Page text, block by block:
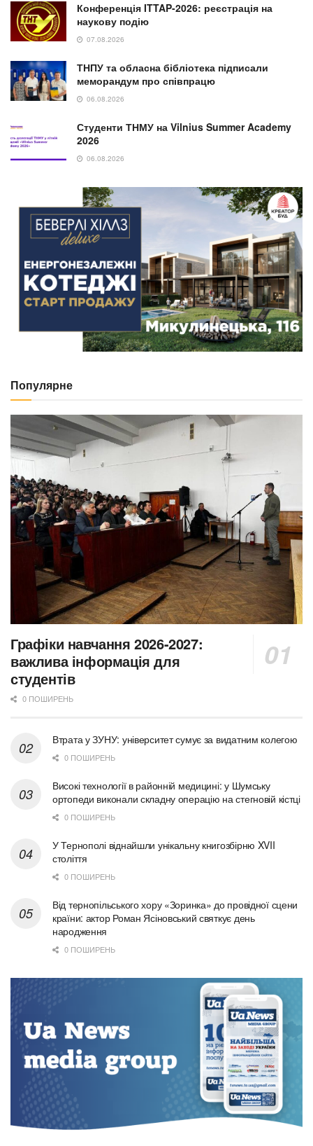
Конференція ITTAP-2026: реєстрація на
наукову подію
07.08.2026
ТНПУ та обласна бібліотека підписали
меморандум про співпрацю
06.08.2026
Студенти ТНМУ на Vilnius Summer Academy
2026
06.08.2026
Популярне
Графіки навчання 2026-2027:
важлива інформація для
студентів
0 ПОШИРЕНЬ
Втрата у ЗУНУ: університет сумує за видатним колегою
0 ПОШИРЕНЬ
Високі технології в районній медицині: у Шумську
ортопеди виконали складну операцію на стегновій кістці
0 ПОШИРЕНЬ
У Тернополі віднайшли унікальну книгозбірню XVII
століття
0 ПОШИРЕНЬ
Від тернопільського хору «Зоринка» до провідної сцени
країни: актор Роман Ясіновський святкує день
народження
0 ПОШИРЕНЬ